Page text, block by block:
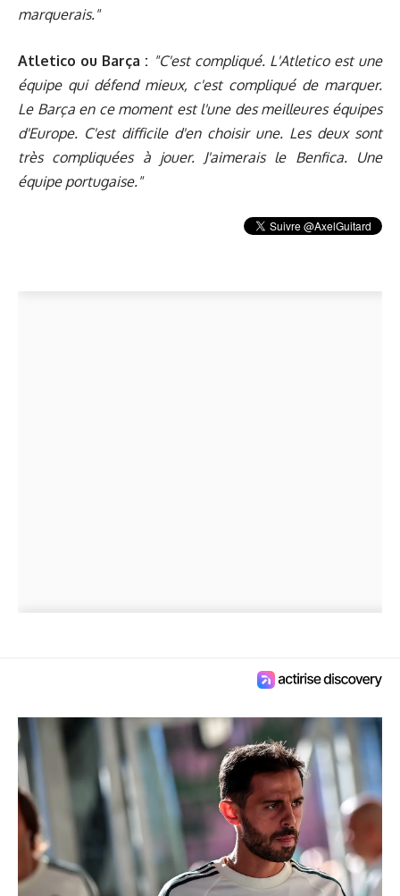
marquerais."
Atletico ou Barça : "C'est compliqué. L'Atletico est une
équipe qui défend mieux, c'est compliqué de marquer.
Le Barça en ce moment est l'une des meilleures équipes
d'Europe. C'est difficile d'en choisir une. Les deux sont
très compliquées à jouer. J'aimerais le Benfica. Une
équipe portugaise."